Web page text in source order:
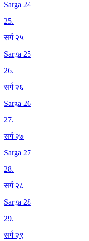
Sarga 24
25.
सर्ग २५
Sarga 25
26.
सर्ग २६
Sarga 26
27.
सर्ग २७
Sarga 27
28.
सर्ग २८
Sarga 28
29.
सर्ग २९